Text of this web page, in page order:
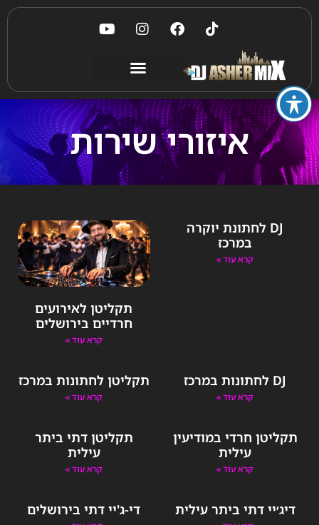
איזורי שירות
DJ לחתונת יוקרה
במרכז
קרא עוד »
תקליטן לאירועים
חרדיים בירושלים
קרא עוד »
DJ לחתונות במרכז
קרא עוד »
תקליטן לחתונות במרכז
קרא עוד »
תקליטן חרדי במודיעין
עילית
קרא עוד »
תקליטן דתי ביתר
עילית
קרא עוד »
דיג׳יי דתי ביתר עילית די-ג'יי דתי בירושלים